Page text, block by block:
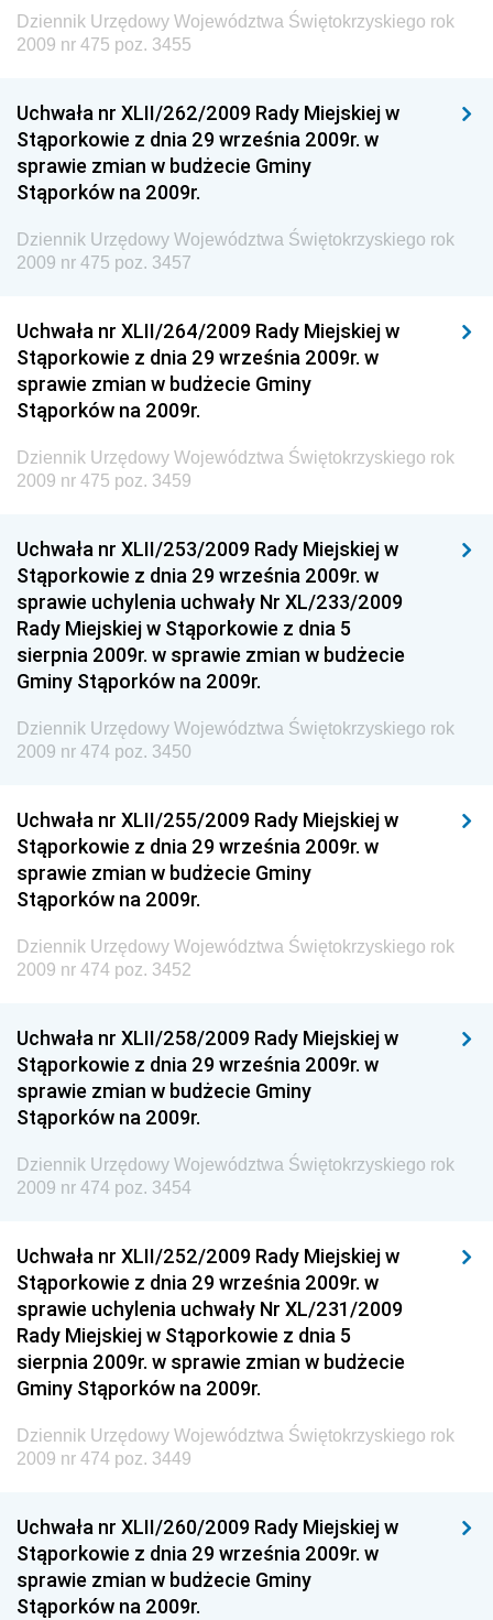
Dziennik Urzędowy Ministra Energii
Dziennik Urzędowy Ministra Sprawiedliwości
Dziennik Urzędowy Ministra Rozwoju i Finansów
Dziennik Urzędowy Wyższego Urzędu Górniczego
Dziennik Urzędowy Prezesa Urzędu Transportu
Kolejowego
Technologii
Dziennik Urzędowy Ministra Inwestycji i Rozwoju
Dziennik Urzędowy Naczelnego Dyrektora Archiwów
Państwowych
Dziennik Urzędowy Ministra Finansów, Inwestycji i
Rozwoju
Dziennik Urzędowy Ministra Sportu
Dziennik Urzędowy Ministra Funduszy i Polityki
Regionalnej
Dziennik Urzędowy Ministra Aktywów Państwowych
Dziennik Urzędowy Ministra Zdrowia
Dziennik Urzędowy Ministra Środowiska i Głównego
Inspektora Ochrony Środowiska
Dziennik Urzędowy Ministerstwa Kultury, Dziedzictwa
Narodowego i Sportu
Dziennik Urzędowy Ministra Finansów, Funduszy i
Dziennik Urzędowy Ministra Rozwoju, Pracy i
Dziennik Urzędowy Ministra Kultury, Dziedzictwa
Narodowego i Sportu
Dziennik Urzędowy Ministra Rodziny i Polityki
Społecznej
Dziennik Urzędowy Komendy Głównej Straży
Granicznej
Drogowego
Dziennik Urzędowy Narodowego Banku Polskiego
Dziennik Urzędowy Komendy Głównej Policji
Dziennik Urzędowy Ministra Pracy i Polityki
Społecznej
Dziennik Urzędowy Ministra Transportu, Budownictwa
i Gospodarki Morskiej
Dziennik Urzędowy Ministra Spraw Zagranicznych
Dziennik Urzędowy Centralnego Biura
Antykorupcyjnego
Dziennik Urzędowy Województwa Świętokrzyskiego rok
2009 nr 475 poz. 3455
Uchwała nr XLII/262/2009 Rady Miejskiej w
Stąporkowie z dnia 29 września 2009r. w
sprawie zmian w budżecie Gminy
Stąporków na 2009r.
Dziennik Urzędowy Województwa Świętokrzyskiego rok
2009 nr 475 poz. 3457
Uchwała nr XLII/264/2009 Rady Miejskiej w
Stąporkowie z dnia 29 września 2009r. w
sprawie zmian w budżecie Gminy
Stąporków na 2009r.
Dziennik Urzędowy Województwa Świętokrzyskiego rok
2009 nr 475 poz. 3459
Uchwała nr XLII/253/2009 Rady Miejskiej w
Stąporkowie z dnia 29 września 2009r. w
sprawie uchylenia uchwały Nr XL/233/2009
Rady Miejskiej w Stąporkowie z dnia 5
sierpnia 2009r. w sprawie zmian w budżecie
Gminy Stąporków na 2009r.
Dziennik Urzędowy Województwa Świętokrzyskiego rok
2009 nr 474 poz. 3450
Uchwała nr XLII/255/2009 Rady Miejskiej w
Stąporkowie z dnia 29 września 2009r. w
sprawie zmian w budżecie Gminy
Stąporków na 2009r.
Dziennik Urzędowy Województwa Świętokrzyskiego rok
2009 nr 474 poz. 3452
Uchwała nr XLII/258/2009 Rady Miejskiej w
Stąporkowie z dnia 29 września 2009r. w
sprawie zmian w budżecie Gminy
Stąporków na 2009r.
Dziennik Urzędowy Województwa Świętokrzyskiego rok
2009 nr 474 poz. 3454
Uchwała nr XLII/252/2009 Rady Miejskiej w
Stąporkowie z dnia 29 września 2009r. w
sprawie uchylenia uchwały Nr XL/231/2009
Rady Miejskiej w Stąporkowie z dnia 5
sierpnia 2009r. w sprawie zmian w budżecie
Gminy Stąporków na 2009r.
Dziennik Urzędowy Województwa Świętokrzyskiego rok
2009 nr 474 poz. 3449
Uchwała nr XLII/260/2009 Rady Miejskiej w
Stąporkowie z dnia 29 września 2009r. w
sprawie zmian w budżecie Gminy
Stąporków na 2009r.